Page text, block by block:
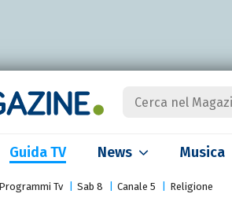
Guida TV News Musica
Programmi Tv Sab 8 Canale 5 Religione